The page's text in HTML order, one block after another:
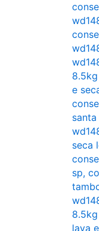
e
seca
sp,
lava